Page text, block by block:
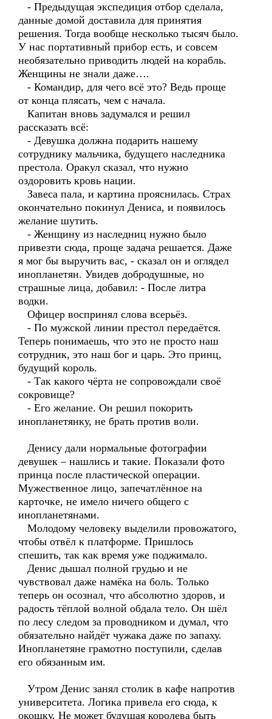
- Предыдущая экспедиция отбор сделала,
данные домой доставила для принятия
решения. Тогда вообще несколько тысяч было.
У нас портативный прибор есть, и совсем
необязательно приводить людей на корабль.
Женщины не знали даже….
- Командир, для чего всё это? Ведь проще
от конца плясать, чем с начала.
Капитан вновь задумался и решил
рассказать всё:
- Девушка должна подарить нашему
сотруднику мальчика, будущего наследника
престола. Оракул сказал, что нужно
оздоровить кровь нации.
Завеса пала, и картина прояснилась. Страх
окончательно покинул Дениса, и появилось
желание шутить.
- Женщину из наследниц нужно было
привезти сюда, проще задача решается. Даже
я мог бы выручить вас, - сказал он и оглядел
инопланетян. Увидев добродушные, но
страшные лица, добавил: - После литра
водки.
Офицер воспринял слова всерьёз.
- По мужской линии престол передаётся.
Теперь понимаешь, что это не просто наш
сотрудник, это наш бог и царь. Это принц,
будущий король.
- Так какого чёрта не сопровождали своё
сокровище?
- Его желание. Он решил покорить
инопланетянку, не брать против воли.
Денису дали нормальные фотографии
девушек – нашлись и такие. Показали фото
принца после пластической операции.
Мужественное лицо, запечатлённое на
карточке, не имело ничего общего с
инопланетянами.
Молодому человеку выделили провожатого,
чтобы отвёл к платформе. Пришлось
спешить, так как время уже поджимало.
Денис дышал полной грудью и не
чувствовал даже намёка на боль. Только
теперь он осознал, что абсолютно здоров, и
радость тёплой волной обдала тело. Он шёл
по лесу следом за проводником и думал, что
обязательно найдёт чужака даже по запаху.
Инопланетяне грамотно поступили, сделав
его обязанным им.
Утром Денис занял столик в кафе напротив
университета. Логика привела его сюда, к
окошку. Не может будущая королева быть